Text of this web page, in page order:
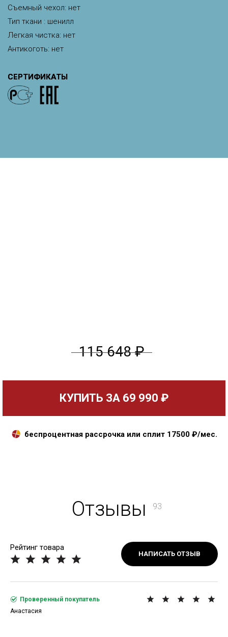
Съемный чехол: нет
Тип ткани : шенилл
Легкая чистка: нет
Антикоготь: нет
СЕРТИФИКАТЫ
115 648 ₽
КУПИТЬ ЗА 69 990 ₽
беспроцентная рассрочка или сплит 17500₽/мес.
Отзывы 93
Рейтинг товара
НАПИСАТЬ ОТЗЫВ
Проверенный покупатель
Анастасия